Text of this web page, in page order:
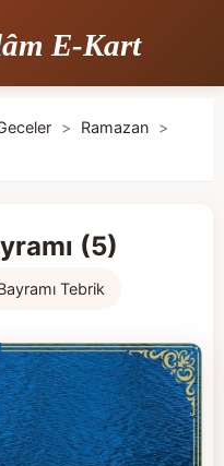
E-Kart
> Ramazan >
(5)
Tebrik